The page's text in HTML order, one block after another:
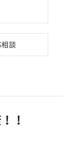
相談
！